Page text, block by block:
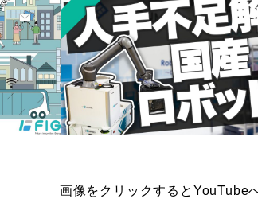
画像をクリックするとYouTube